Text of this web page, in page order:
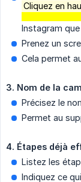
Cliquez en
Instagram
Prenez un
Cela permet
3. Nom de la
Précisez le
Permet au
4. Étapes déjà
Listez les
Indiquez ce